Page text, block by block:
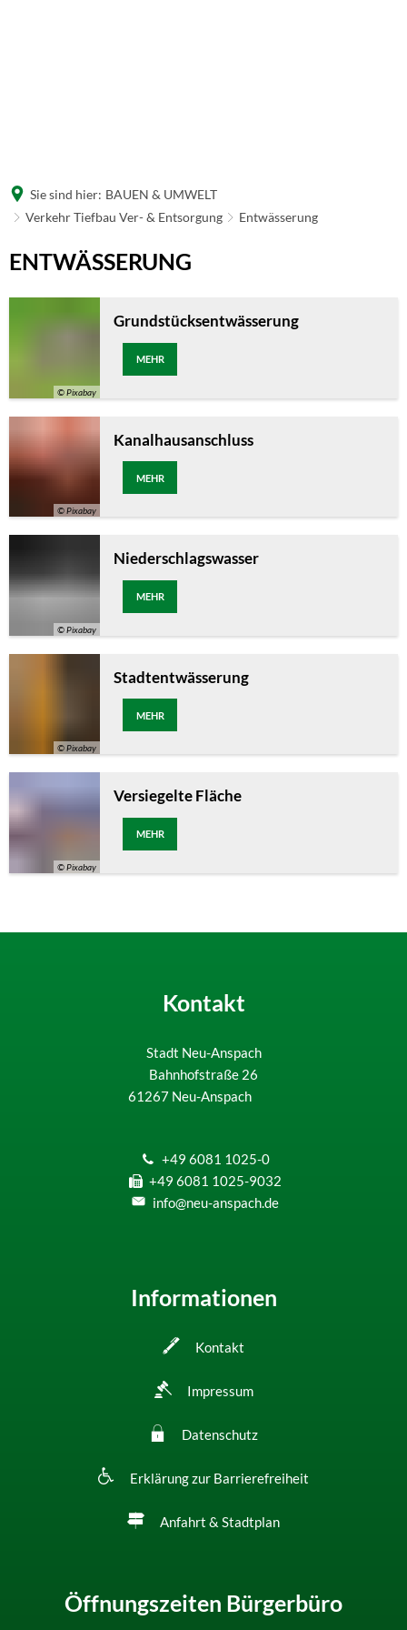
Sie sind hier: BAUEN & UMWELT
Verkehr Tiefbau Ver- & Entsorgung
Entwässerung
Entwässerung
ENTWÄSSERUNG
© Pixabay
Grundstücksentwässerung
MEHR
© Pixabay
Kanalhausanschluss
MEHR
© Pixabay
Niederschlagswasser
MEHR
© Pixabay
Stadtentwässerung
MEHR
© Pixabay
Versiegelte Fläche
MEHR
Kontakt
Stadt Neu-Anspach
Bahnhofstraße 26
61267 Neu-Anspach
+49 6081 1025-0
+49 6081 1025-9032
info@neu-anspach.de
Informationen
Kontakt
Impressum
Datenschutz
Erklärung zur Barrierefreiheit
Anfahrt & Stadtplan
Öffnungszeiten Bürgerbüro